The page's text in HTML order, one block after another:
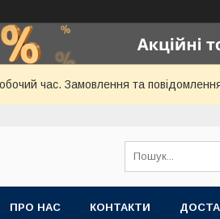
час. Замовлення та
ПРО НАС КОНТАКТИ